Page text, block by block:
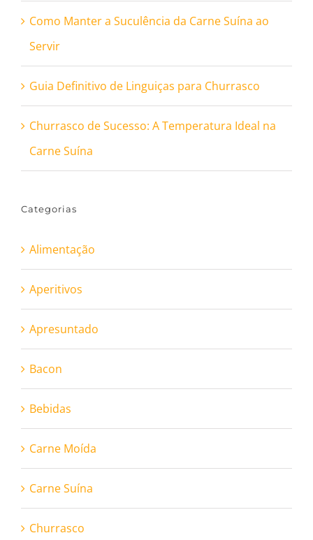
Como Manter a Suculência da Carne Suína ao
Servir
Guia Definitivo de Linguiças para Churrasco
Churrasco de Sucesso: A Temperatura Ideal na
Carne Suína
Categorias
Alimentação
Aperitivos
Apresuntado
Bacon
Bebidas
Carne Moída
Carne Suína
Churrasco